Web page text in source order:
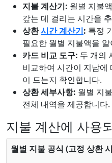
지불 계산기: 월별 지불
갚는 데 걸리는 시간을
상환시간 계산기: 특정
필요한 월별 지불액을
카드 비교 도구: 두 개의
비교하여 시간이 지남에
이 드는지 확인합니다.
상환 세부사항: 월별 지
전체 내역을 제공합니다.
지불 계산에 사용
월별 지불 공식 (고정 상환